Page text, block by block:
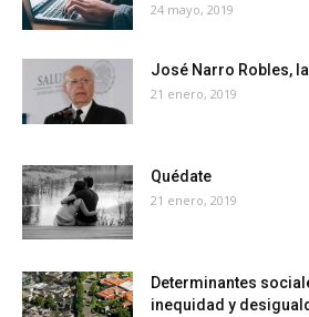
24 mayo, 2019
José Narro Robles,
21 enero, 2019
Quédate
21 enero, 2019
Determinantes
inequidad y